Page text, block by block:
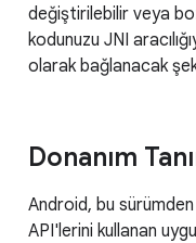
değiştirilebilir veya
kodunuzu JNI
olarak bağlanacak
Donanım
Android, bu
API'lerini kullanan